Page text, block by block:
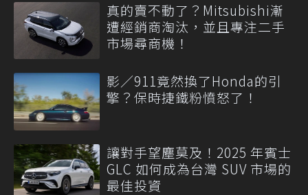
真的賣不動了？Mitsubishi漸
遭經銷商淘汰，並且專注二手
市場尋商機！
影／911竟然換了Honda的引
擎？保時捷鐵粉憤怒了！
讓對手望塵莫及！2025 年賓士
GLC 如何成為台灣 SUV 市場的
最佳投資